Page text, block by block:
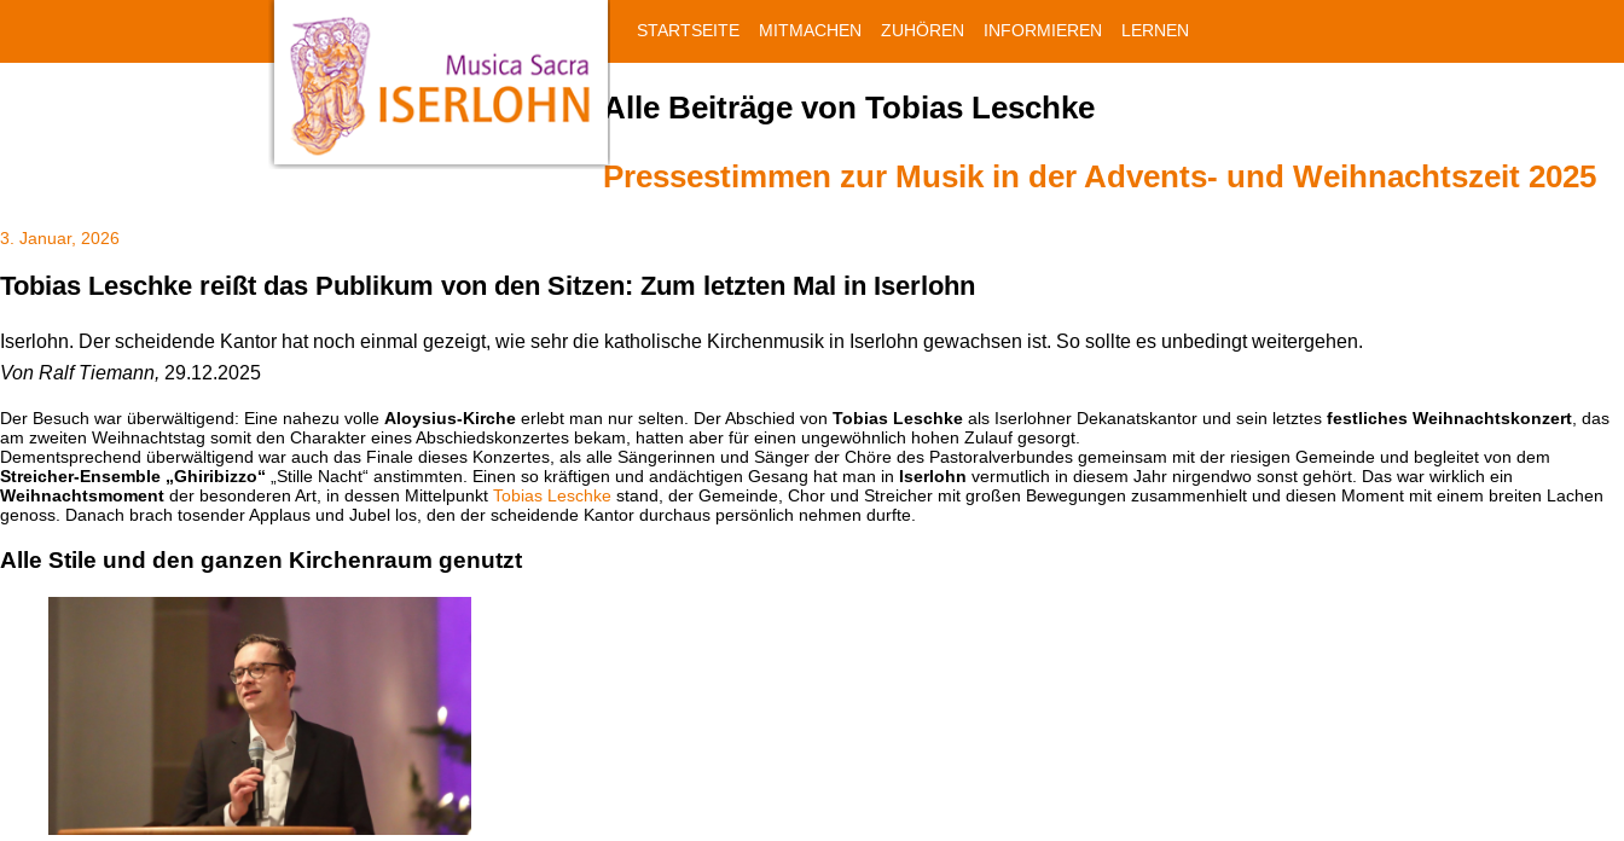
STARTSEITE MITMACHEN ZUHÖREN INFORMIEREN LERNEN
Alle Beiträge von Tobias Leschke
Pressestimmen zur Musik in der Advents- und Weihnachtszeit 2025
3. Januar, 2026
Tobias Leschke reißt das Publikum von den Sitzen: Zum letzten Mal in Iserlohn
Iserlohn. Der scheidende Kantor hat noch einmal gezeigt, wie sehr die katholische Kirchenmusik in Iserlohn gewachsen ist. So sollte es unbedingt weitergehen.
Von Ralf Tiemann, 29.12.2025
Der Besuch war überwältigend: Eine nahezu volle Aloysius-Kirche erlebt man nur selten. Der Abschied von Tobias Leschke als Iserlohner Dekanatskantor und sein letztes festliches Weihnachtskonzert, das
am zweiten Weihnachtstag somit den Charakter eines Abschiedskonzertes bekam, hatten aber für einen ungewöhnlich hohen Zulauf gesorgt.
Dementsprechend überwältigend war auch das Finale dieses Konzertes, als alle Sängerinnen und Sänger der Chöre des Pastoralverbundes gemeinsam mit der riesigen Gemeinde und begleitet von dem
Streicher-Ensemble „Ghiribizzo“ „Stille Nacht“ anstimmten. Einen so kräftigen und andächtigen Gesang hat man in Iserlohn vermutlich in diesem Jahr nirgendwo sonst gehört. Das war wirklich ein
Weihnachtsmoment der besonderen Art, in dessen Mittelpunkt Tobias Leschke stand, der Gemeinde, Chor und Streicher mit großen Bewegungen zusammenhielt und diesen Moment mit einem breiten Lachen
genoss. Danach brach tosender Applaus und Jubel los, den der scheidende Kantor durchaus persönlich nehmen durfte.
Alle Stile und den ganzen Kirchenraum genutzt